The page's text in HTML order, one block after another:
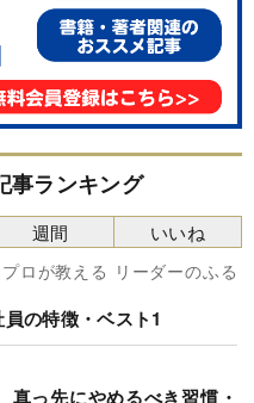
事ランキング
ロが教える リーダーのふる
の特徴・ベスト1
真っ先にやめるべき習慣・
週間 いいね